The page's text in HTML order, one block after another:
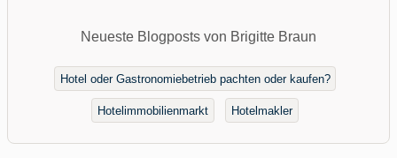
Neueste Blogposts von Brigitte Braun
Hotel oder Gastronomiebetrieb pachten oder kaufen?
Hotelimmobilienmarkt Hotelmakler